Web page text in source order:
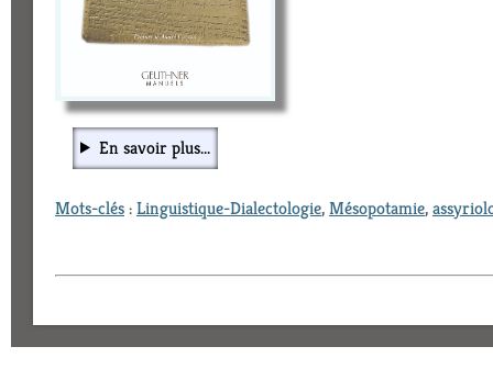
En savoir plus...
Mots-clés:Linguistique-Dialectologie,Mésopotamie,